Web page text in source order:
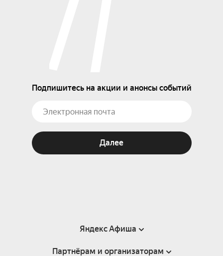
Подпишитесь на акции и анонсы событий
Далее
Яндекс Афиша
Справка
Партнёрам и организаторам